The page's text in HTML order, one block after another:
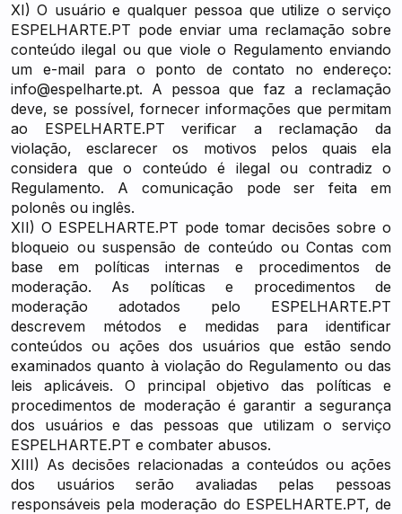
XI) O usuário e qualquer pessoa que utilize o serviço
ESPELHARTE.PT pode enviar uma reclamação sobre
conteúdo ilegal ou que viole o Regulamento enviando
um e-mail para o ponto de contato no endereço:
info@espelharte.pt. A pessoa que faz a reclamação
deve, se possível, fornecer informações que permitam
ao ESPELHARTE.PT verificar a reclamação da
violação, esclarecer os motivos pelos quais ela
considera que o conteúdo é ilegal ou contradiz o
Regulamento. A comunicação pode ser feita em
polonês ou inglês.
XII) O ESPELHARTE.PT pode tomar decisões sobre o
bloqueio ou suspensão de conteúdo ou Contas com
base em políticas internas e procedimentos de
moderação. As políticas e procedimentos de
moderação adotados pelo ESPELHARTE.PT
descrevem métodos e medidas para identificar
conteúdos ou ações dos usuários que estão sendo
examinados quanto à violação do Regulamento ou das
leis aplicáveis. O principal objetivo das políticas e
procedimentos de moderação é garantir a segurança
dos usuários e das pessoas que utilizam o serviço
ESPELHARTE.PT e combater abusos.
XIII) As decisões relacionadas a conteúdos ou ações
dos usuários serão avaliadas pelas pessoas
responsáveis pela moderação do ESPELHARTE.PT, de